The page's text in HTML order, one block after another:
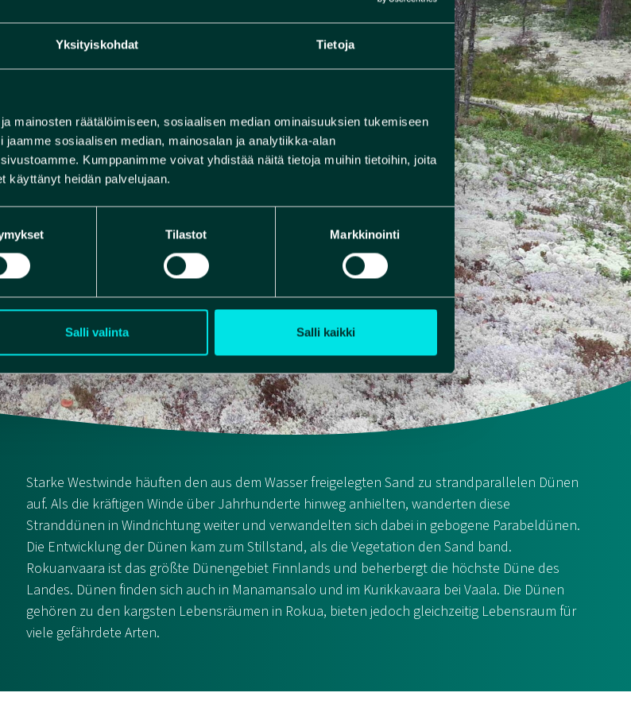
Yksityiskohdat Tietoja
mainosten räätälöimiseen, sosiaalisen median ominaisuuksien tukemiseen
sosiaalisen median, mainosalan ja analytiikka-alan
Kumppanimme voivat yhdistää näitä tietoja muihin tietoihin, joita
käyttänyt heidän palvelujaan.
Tilastot Markkinointi
Salli valinta Salli kaikki
Starke Westwinde häuften den aus dem Wasser freigelegten Sand zu strandparallelen Dünen
auf. Als die kräftigen Winde über Jahrhunderte hinweg anhielten, wanderten diese
Stranddünen in Windrichtung weiter und verwandelten sich dabei in gebogene Parabeldünen.
Die Entwicklung der Dünen kam zum Stillstand, als die Vegetation den Sand band.
Rokuanvaara ist das größte Dünengebiet Finnlands und beherbergt die höchste Düne des
Landes. Dünen finden sich auch in Manamansalo und im Kurikkavaara bei Vaala. Die Dünen
gehören zu den kargsten Lebensräumen in Rokua, bieten jedoch gleichzeitig Lebensraum für
viele gefährdete Arten.